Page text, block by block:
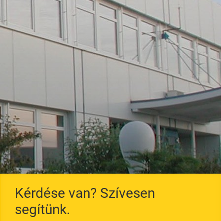
Térnyerés
Szarufa szigetelés
Szarufa alatti
szigetelés
Teljesítménynyilatkoza
AGB / EKB
Kérdése van? Szívesen
segítünk.